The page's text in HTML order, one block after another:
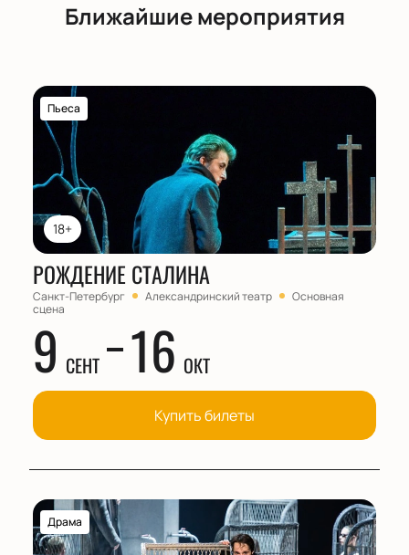
Ближайшие мероприятия
18+
Пьеса
РОЖДЕНИЕ СТАЛИНА
Санкт-Петербург Александринский театр
Основная
сцена
9 СЕНТ 16 ОКТ
Купить билеты
Драма